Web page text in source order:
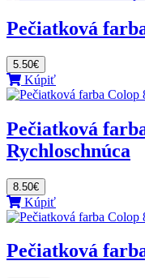
Pečiatková
5.50€
Kúpiť
Pečiatková
Rychloschnúca
8.50€
Kúpiť
Pečiatková